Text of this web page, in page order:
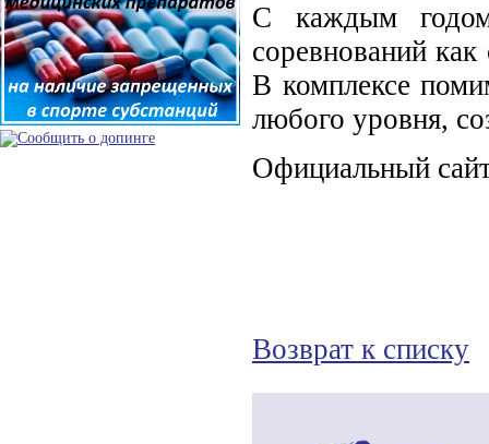
С каждым
соревнований
В комплексе
любого уровня,
Официальный
Возврат к списку